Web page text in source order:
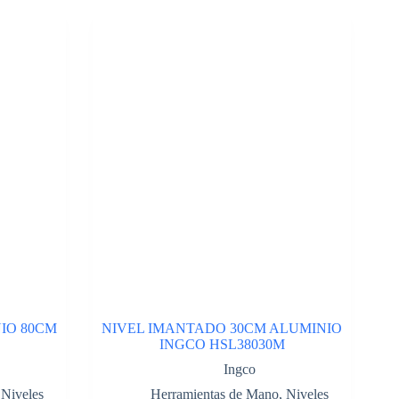
80CM
Niveles
NIVEL IMANTADO 30CM ALUMINIO
INGCO HSL38030M
Ingco
Herramientas de Mano, Niveles